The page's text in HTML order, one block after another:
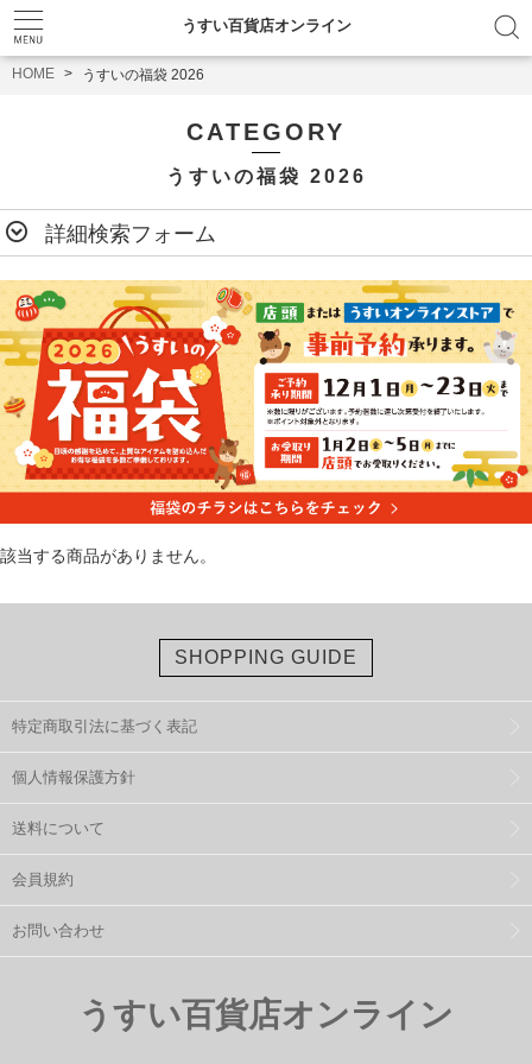
うすい百貨店オンライン
HOME うすいの福袋 2026
CATEGORY
うすいの福袋 2026
詳細検索フォーム
該当する商品がありません。
SHOPPING GUIDE
特定商取引法に基づく表記
個人情報保護方針
送料について
会員規約
お問い合わせ
うすい百貨店オンライン